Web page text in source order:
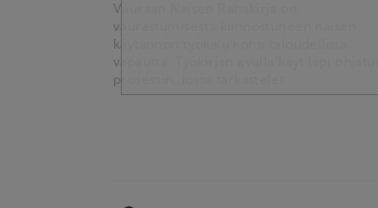
Vauraan Naisen Rahakirja on
vaurastumisesta kiinnostuneen naisen
käytännön työkalu kohti taloudellista
vapautta. Työkirjan avulla käyt läpi ohjatun
prosessin, jossa tarkastelet …